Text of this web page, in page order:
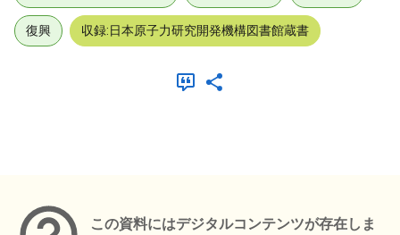
復興 収録:日本原子力研究開発機構図書館蔵書
この資料にはデジタルコンテンツが存在しま